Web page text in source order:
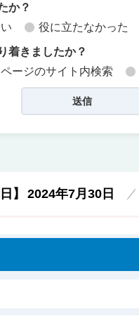
か？
役に立たなかった
着きましたか？
ージのサイト内検索
】 2024年7月30日